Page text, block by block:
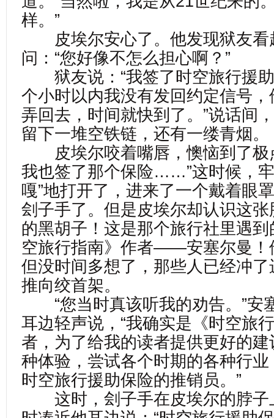
样。”
皮埃尔安心了。他发现狱友看
问：“您好像不怎么担心啊？”
狱友说：“我签了时空旅行援
个小时以内我没有发回约定信号
弄回去，时间就快到了。”说话间
留下一堆空铁链，还有一缕青烟。
皮埃尔咬着嘴唇，懊恼到了极
我也签了那个保险……”这时候，
嘎”地打开了，进来了一个戴着眼
刽子手了。但是皮埃尔却认识这
的黑胡子！这是那个旅行社里遇
空旅行指南》作者——安塞尔曼！
但没时间多想了，那些人已经冲
推向绞首架。
“您当时真该听我的劝告。”安
耳边轻声说，“我确实是《时空旅
者，为了给我的读者提供更好的
种体验，尝试各个时期的各种行
时空旅行援助保险的推销员。”
这时，刽子手在皮埃尔的脖子